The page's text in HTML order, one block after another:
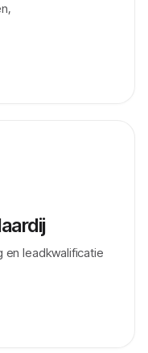
en leadkwalificatie